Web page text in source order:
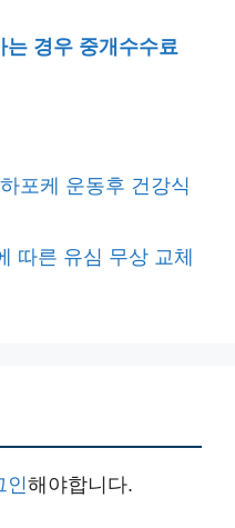
는 경우 중개수수료
포케 운동후 건강식
따른 유심 무상 교체
인해야합니다.